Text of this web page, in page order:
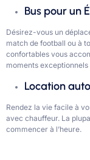
Bus pour un
Désirez-vous un
match de football ou à
confortables vous
moments exceptionnels
Location
Rendez la vie facile à
avec chauffeur. La
commencer à l’heure.